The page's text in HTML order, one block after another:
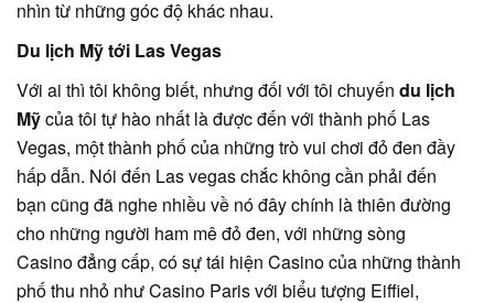
nhìn từ những góc độ khác nhau.
Du lịch Mỹ tới Las Vegas
Với ai thì tôi không biết, nhưng đối với tôi chuyến du lịch
Mỹcủa tôi tự hào nhất là được đến với thành phố Las
Vegas, một thành phố của những trò vui chơi đỏ đen đầy
hấp dẫn. Nói đến Las vegas chắc không cần phải đến
bạn cũng đã nghe nhiều về nó đây chính là thiên đường
cho những người ham mê đỏ đen, với những sòng
Casino đẳng cấp, có sự tái hiện Casino của những thành
phố thu nhỏ như Casino Paris với biểu tượng Eiffiel,